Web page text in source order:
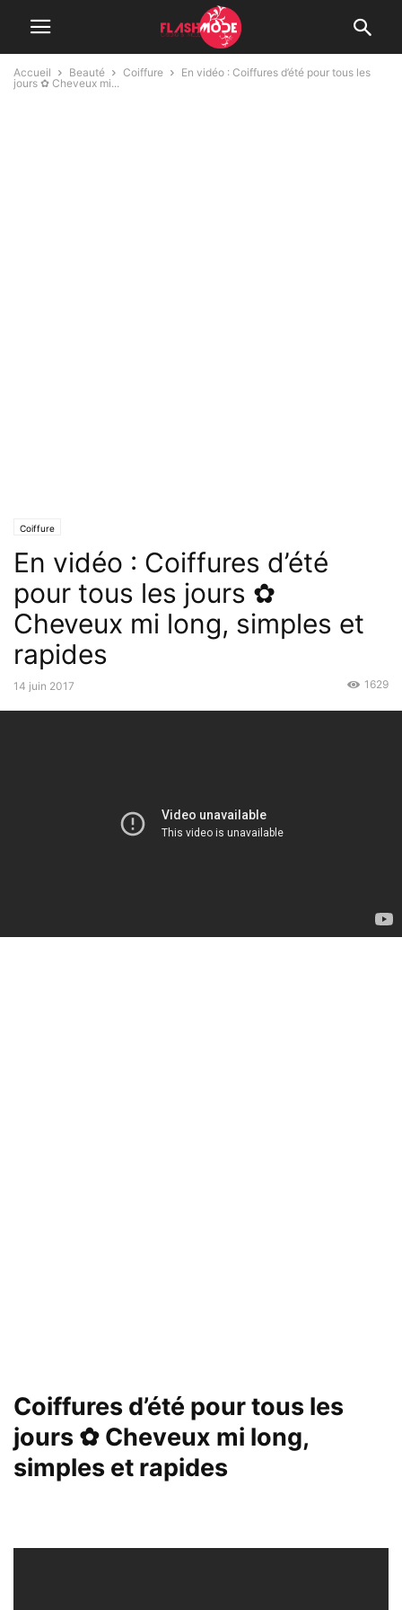
Accueil Beauté Coiffure
En vidéo : Coiffures d’été pour tous les
jours ✿ Cheveux mi...
Coiffure
En vidéo : Coiffures d’été
pour tous les jours ✿
Cheveux mi long, simples et
rapides
14 juin 2017 1629
Coiffures d’été pour tous les
jours ✿ Cheveux mi long,
simples et rapides